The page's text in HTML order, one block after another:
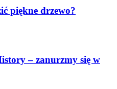
piękne drzewo?
– zanurzmy się w